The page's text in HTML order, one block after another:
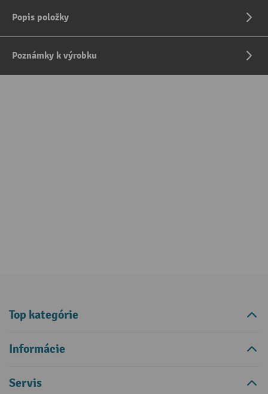
Popis položky
Poznámky k výrobku
Top kategórie
Informácie
Servis